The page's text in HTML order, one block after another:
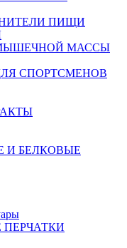
ПИЩИ
МАССЫ
СПОРТСМЕНОВ
И БЕЛКОВЫЕ